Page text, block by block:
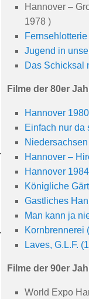
Hannover –
1978 )
Jugend in
Das Schicksal
Filme der 80er
Hannover 1980
Einfach nur da
Niedersachsen
Hannover –
Hannover 1984
Königliche
Gastliches
Man kann ja
Kornbrennerei
Laves, G.L.F.
Filme der 90er
World Expo